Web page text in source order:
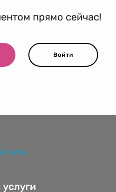
прямо сейчас!
Войти